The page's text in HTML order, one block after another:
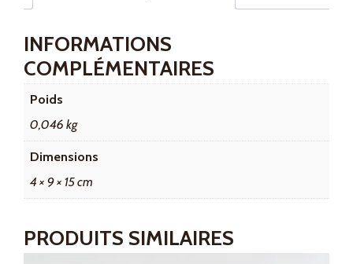
INFORMATIONS
COMPLÉMENTAIRES
Poids
0,046 kg
Dimensions
4 × 9 × 15 cm
PRODUITS SIMILAIRES